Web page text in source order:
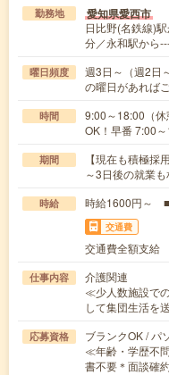
勤務地 愛知県愛西市
日比野(名鉄線)
分／永和駅から
曜日頻度
週3日～（週2日
の曜日があれば
時間
9:00～18:00（
OK！早番 7:00
期間
【現在も積極
～3日後の就業も
時給 時給1600円～
交通費
交通費全額支給
仕事内容
介護関連
≪少人数施設で
して集団生活を
応募資格
ブランクOK / パ
≪年齢・学歴不
書不要＊面談確